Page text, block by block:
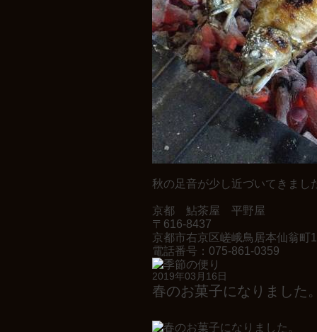
秋の足音が少し近づいてきま
京都 鮎茶屋 平野屋
〒616-8437
京都市右京区嵯峨鳥居本仙翁町
電話番号：075-861-0359
2019年03月16日
春のお菓子になりました